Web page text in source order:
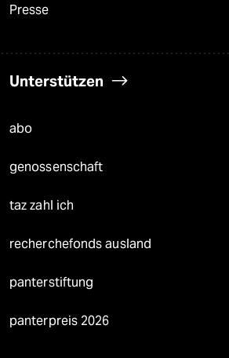
Presse
Unterstützen
abo
genossenschaft
taz zahl ich
recherchefonds ausland
panterstiftung
panterpreis 2026